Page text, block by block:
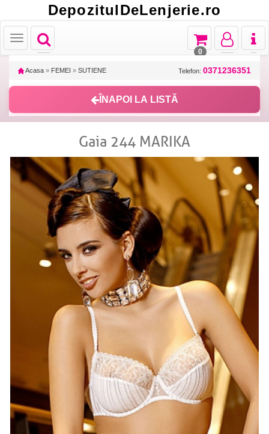
DepozitulDeLenjerie.ro
Toggle
navigation
Toggle
Toggle
navigation
Toggle
navigation
Toggle
navigation
0
Acasa » FEMEI » SUTIENE Telefon: 0371236351
ÎNAPOI LA LISTĂ
Gaia 244 MARIKA